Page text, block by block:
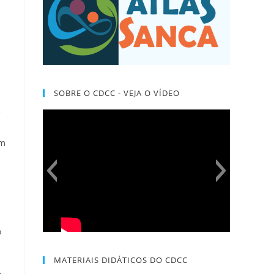
SOBRE O CDCC - VEJA O VÍDEO
MATERIAIS DIDÁTICOS DO CDCC